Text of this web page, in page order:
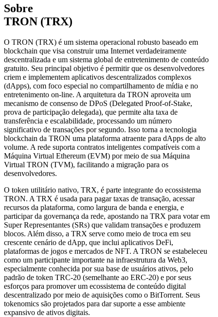
Sobre
TRON (TRX)
O TRON (TRX) é um sistema operacional robusto baseado em
blockchain que visa construir uma Internet verdadeiramente
descentralizada e um sistema global de entretenimento de conteúdo
gratuito. Seu principal objetivo é permitir que os desenvolvedores
criem e implementem aplicativos descentralizados complexos
(dApps), com foco especial no compartilhamento de mídia e no
entretenimento on-line. A arquitetura da TRON aproveita um
mecanismo de consenso de DPoS (Delegated Proof-of-Stake,
prova de participação delegada), que permite alta taxa de
transferência e escalabilidade, processando um número
significativo de transações por segundo. Isso torna a tecnologia
blockchain da TRON uma plataforma atraente para dApps de alto
volume. A rede suporta contratos inteligentes compatíveis com a
Máquina Virtual Ethereum (EVM) por meio de sua Máquina
Virtual TRON (TVM), facilitando a migração para os
desenvolvedores.
O token utilitário nativo, TRX, é parte integrante do ecossistema
TRON. A TRX é usada para pagar taxas de transação, acessar
recursos da plataforma, como largura de banda e energia, e
participar da governança da rede, apostando na TRX para votar em
Super Representantes (SRs) que validam transações e produzem
blocos. Além disso, a TRX serve como meio de troca em seu
crescente cenário de dApp, que inclui aplicativos DeFi,
plataformas de jogos e mercados de NFT. A TRON se estabeleceu
como um participante importante na infraestrutura da Web3,
especialmente conhecida por sua base de usuários ativos, pelo
padrão de token TRC-20 (semelhante ao ERC-20) e por seus
esforços para promover um ecossistema de conteúdo digital
descentralizado por meio de aquisições como o BitTorrent. Seus
tokenomics são projetados para dar suporte a esse ambiente
expansivo de ativos digitais.